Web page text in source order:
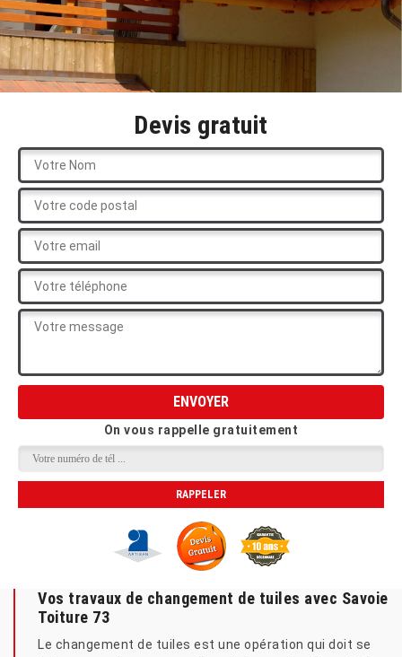
Devis gratuit
On vous rappelle gratuitement
Vos travaux de changement de tuiles avec Savoie
Toiture 73
Le changement de tuiles est une opération qui doit se